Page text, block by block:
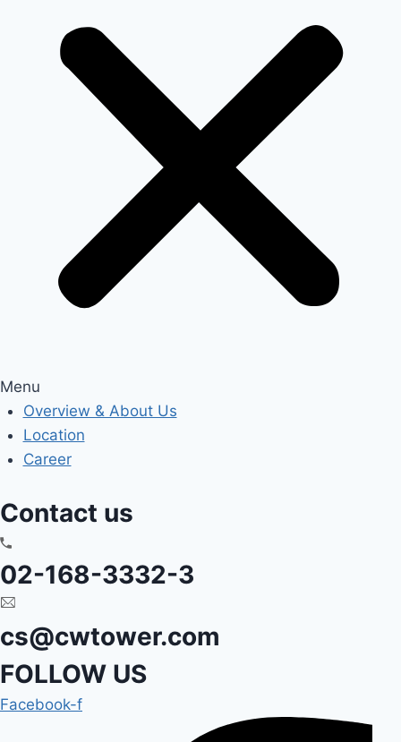
Menu
Overview & About Us
Location
Career
Contact us
02-168-3332-3
cs@cwtower.com
FOLLOW US
Facebook-f